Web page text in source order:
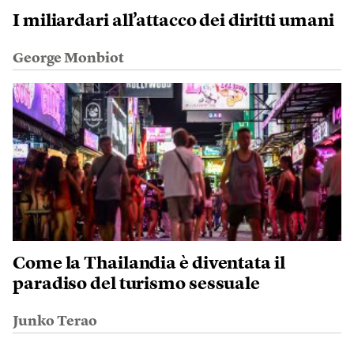
I miliardari all’attacco dei diritti umani
George Monbiot
Come la Thailandia è diventata il
paradiso del turismo sessuale
Junko Terao